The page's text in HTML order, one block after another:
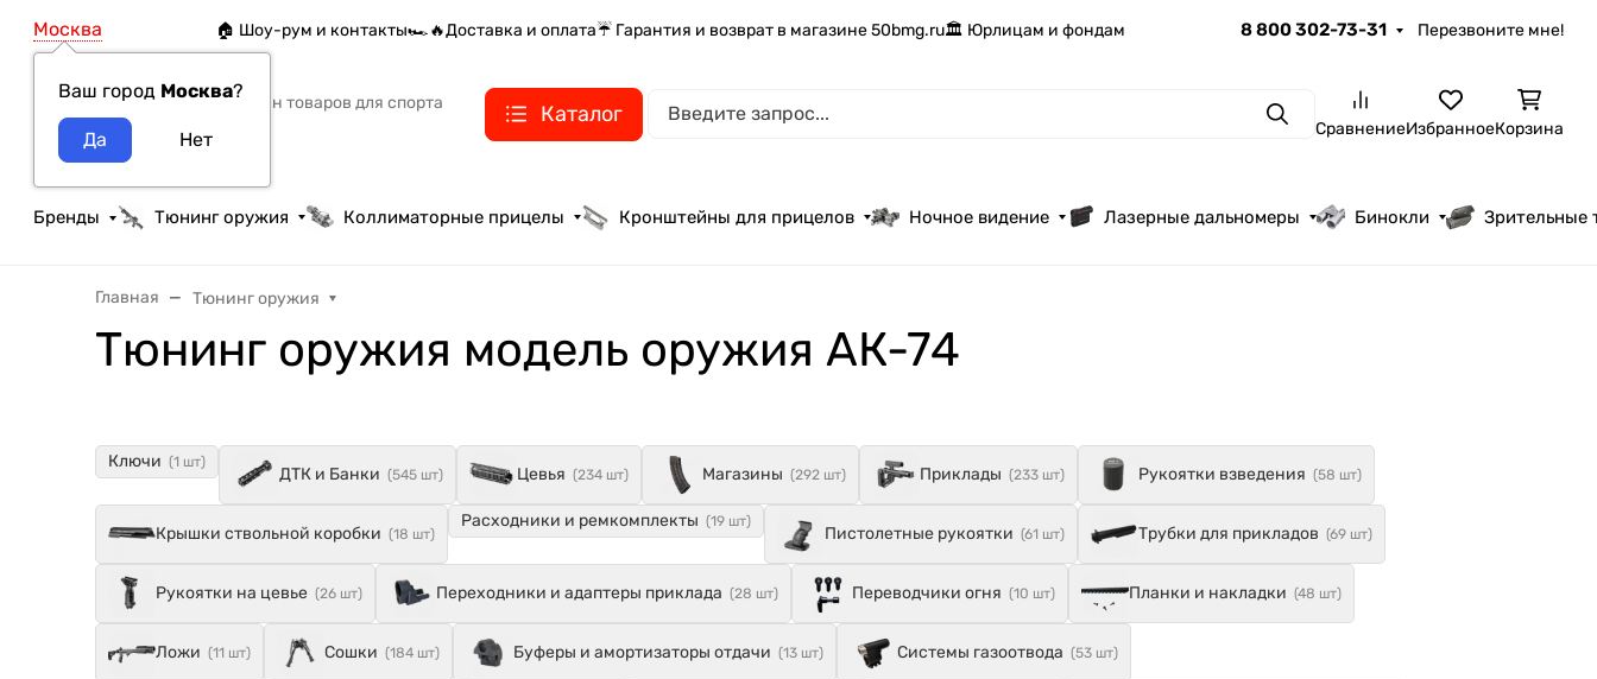
Москва
Ваш город Москва?
🏠 Шоу-рум и контакты🏎️🔥Доставка и оплата☔ Гарантия и возврат в магазине 50bmg.ru🏛️ Юрлицам и фондам 8 800 302-73-31 Перезвоните мне!
Интернет-магазин товаров для спорта
тактики и охоты
Каталог ПоискСравнениеИзбранноеКорзина
Бренды Тюнинг оружия Коллиматорные прицелы Кронштейны для прицелов Ночное видение Лазерные дальномеры Бинокли Зрительные
Главная Тюнинг оружия
Тюнинг оружия модель оружия АК-74
Ключи (1 шт)
ДТК и Банки (545 шт) Цевья (234 шт) Магазины (292 шт) Приклады (233 шт) Рукоятки взведения (58 шт)
Крышки ствольной коробки (18 шт)
Расходники и ремкомплекты (19 шт)
Пистолетные рукоятки (61 шт) Трубки для прикладов (69 шт)
Рукоятки на цевье (26 шт) Переходники и адаптеры приклада (28 шт) Переводчики огня (10 шт) Планки и накладки (48 шт)
Ложи (11 шт) Сошки (184 шт) Буферы и амортизаторы отдачи (13 шт) Системы газоотвода (53 шт)